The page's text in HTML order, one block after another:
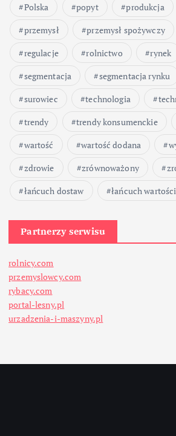
Polska
popyt produkcja
przemysł
przemysł spożywczy
regulacje
rolnictwo rynek
segmentacja
segmentacja rynku
surowiec
technologia
trendy
trendy konsumenckie
wartość
wartość dodana
zdrowie
zrównoważony
łańcuch dostaw
łańcuch wartości
Partnerzy serwisu
rolnicy.com
przemyslowcy.com
rybacy.com
portal-lesny.pl
urzadzenia-i-maszyny.pl